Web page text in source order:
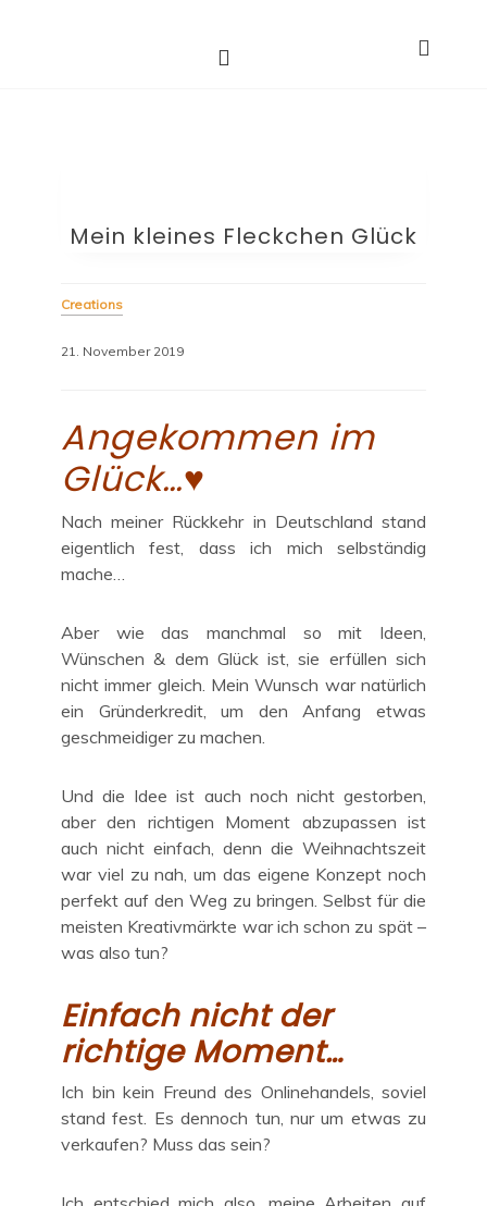
goods
Mein kleines Fleckchen Glück
Creations
21. November 2019
Angekommen im
Glück…♥
Nach meiner Rückkehr in Deutschland stand
eigentlich fest, dass ich mich selbständig
mache…
Aber wie das manchmal so mit Ideen,
Wünschen & dem Glück ist, sie erfüllen sich
nicht immer gleich. Mein Wunsch war natürlich
ein Gründerkredit, um den Anfang etwas
geschmeidiger zu machen.
Und die Idee ist auch noch nicht gestorben,
aber den richtigen Moment abzupassen ist
auch nicht einfach, denn die Weihnachtszeit
war viel zu nah, um das eigene Konzept noch
perfekt auf den Weg zu bringen. Selbst für die
meisten Kreativmärkte war ich schon zu spät –
was also tun?
Einfach nicht der
richtige Moment…
Ich bin kein Freund des Onlinehandels, soviel
stand fest. Es dennoch tun, nur um etwas zu
verkaufen? Muss das sein?